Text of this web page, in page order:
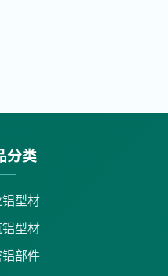
分类
型材
型材
部件